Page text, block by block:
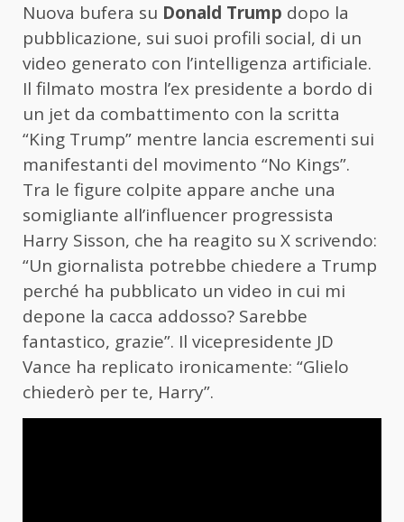
Nuova bufera su Donald Trump dopo la
pubblicazione, sui suoi profili social, di un
video generato con l’intelligenza artificiale.
Il filmato mostra l’ex presidente a bordo di
un jet da combattimento con la scritta
“King Trump” mentre lancia escrementi sui
manifestanti del movimento “No Kings”.
Tra le figure colpite appare anche una
somigliante all’influencer progressista
Harry Sisson, che ha reagito su X scrivendo:
“Un giornalista potrebbe chiedere a Trump
perché ha pubblicato un video in cui mi
depone la cacca addosso? Sarebbe
fantastico, grazie”. Il vicepresidente JD
Vance ha replicato ironicamente: “Glielo
chiederò per te, Harry”.